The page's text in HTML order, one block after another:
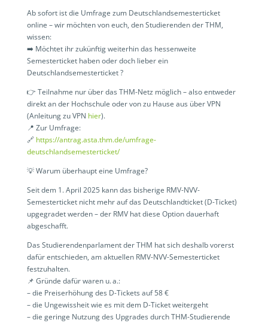
Ab sofort ist die Umfrage zum Deutschlandsemesterticket
online – wir möchten von euch, den Studierenden der THM,
wissen:
➡️ Möchtet ihr zukünftig weiterhin das hessenweite
Semesterticket haben oder doch lieber ein
Deutschlandsemesterticket ?
👉 Teilnahme nur über das THM-Netz möglich – also entweder
direkt an der Hochschule oder von zu Hause aus über VPN
(Anleitung zu VPN hier).
📍 Zur Umfrage:
🔗 https://antrag.asta.thm.de/umfrage-
deutschlandsemesterticket/
💡 Warum überhaupt eine Umfrage?
Seit dem 1. April 2025 kann das bisherige RMV-NVV-
Semesterticket nicht mehr auf das Deutschlandticket (D-Ticket)
upgegradet werden – der RMV hat diese Option dauerhaft
abgeschafft.
Das Studierendenparlament der THM hat sich deshalb vorerst
dafür entschieden, am aktuellen RMV-NVV-Semesterticket
festzuhalten.
📌 Gründe dafür waren u. a.:
– die Preiserhöhung des D-Tickets auf 58 €
– die Ungewissheit wie es mit dem D-Ticket weitergeht
– die geringe Nutzung des Upgrades durch THM-Studierende